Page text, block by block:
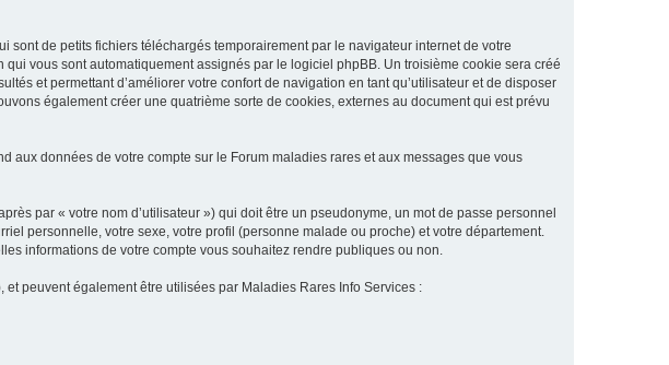
de petits fichiers téléchargés temporairement par le navigateur internet de votre
vous sont automatiquement assignés par le logiciel phpBB. Un troisième cookie sera créé
et permettant d’améliorer votre confort de navigation en tant qu’utilisateur et de disposer
également créer une quatrième sorte de cookies, externes au document qui est prévu
aux données de votre compte sur le Forum maladies rares et aux messages que vous
par « votre nom d’utilisateur ») qui doit être un pseudonyme, un mot de passe personnel
personnelle, votre sexe, votre profil (personne malade ou proche) et votre département.
informations de votre compte vous souhaitez rendre publiques ou non.
peuvent également être utilisées par Maladies Rares Info Services :